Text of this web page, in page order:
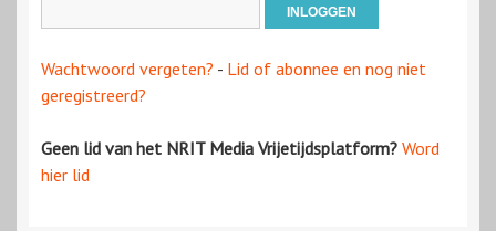
Wachtwoord vergeten? - Lid of abonnee en nog niet
geregistreerd?
Geen lid van het NRIT Media Vrijetijdsplatform? Word
hier lid